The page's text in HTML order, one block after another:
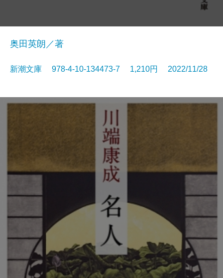
奥田英朗／著
新潮文庫 978-4-10-134473-7 1,210円 2022/11/28